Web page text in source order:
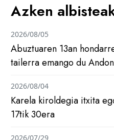
Azken
Abuztuaren 13an
tailerra emango du
2026/08/05
Karela kiroldegia itxita
17tik 30era
2026/08/04
2026/07/29